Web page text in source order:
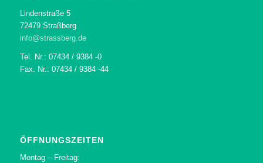
Lindenstraße 5
72479 Straßberg
info@strassberg.de
Tel. Nr.: 07434 / 9384 -0
Fax. Nr.: 07434 / 9384 -44
ÖFFNUNGSZEITEN
Montag – Freitag: